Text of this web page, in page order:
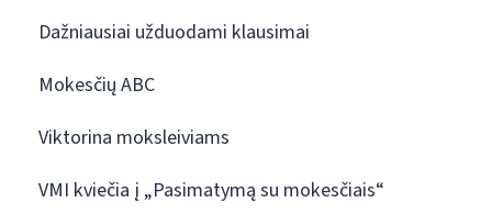
Dažniausiai užduodami klausimai
Mokesčių ABC
Viktorina moksleiviams
VMI kviečia į „Pasimatymą su mokesčiais“